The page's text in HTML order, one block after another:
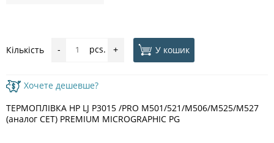
Кількість - pcs. + У кошик
Хочете дешевше?
ТЕРМОПЛІВКА HP LJ P3015 /PRO M501/521/M506/M525/M527
(аналог CET) PREMIUM MICROGRAPHIC PG